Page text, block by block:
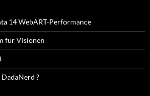
14 WebART-Performance
für Visionen
?